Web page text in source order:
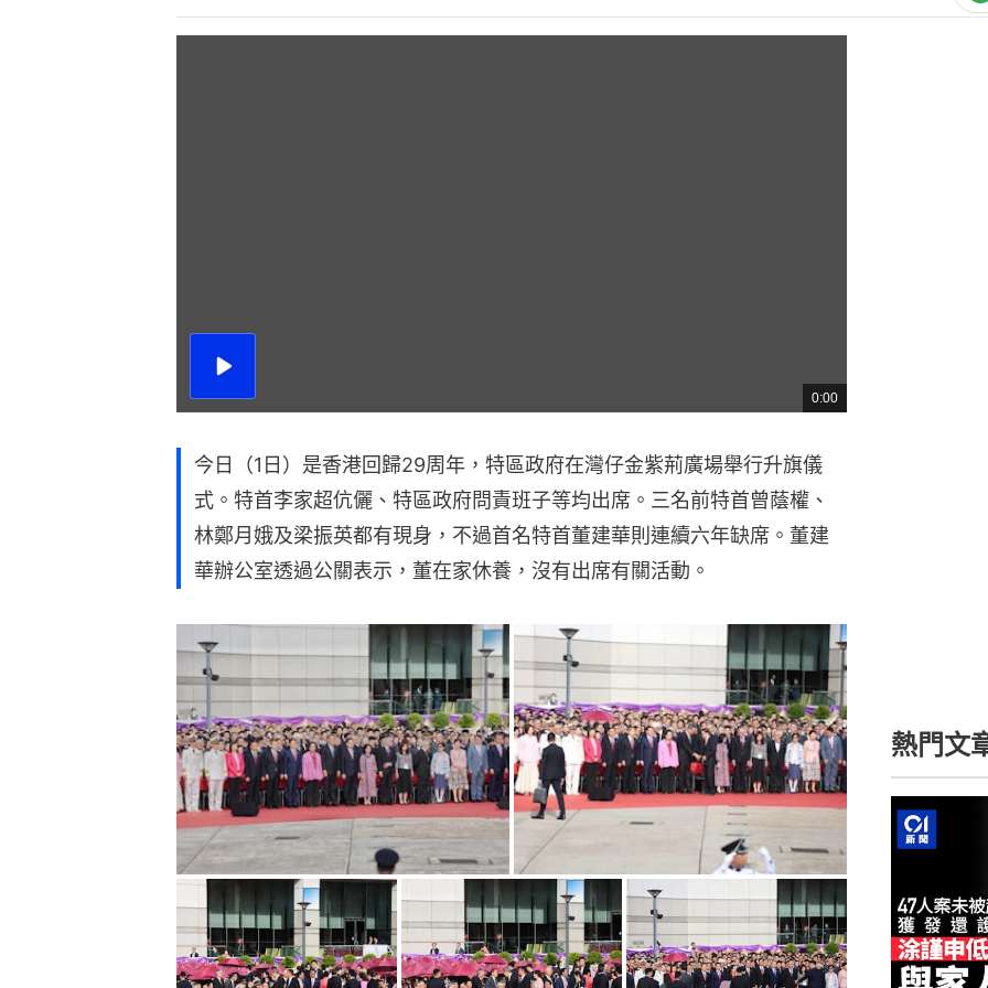
播
總
共
0:00
今日（1日）是香港回歸29周年，特區政府在灣仔金紫荊廣場舉行升旗儀
式。特首李家超伉儷、特區政府問責班子等均出席。三名前特首曾蔭權、
林鄭月娥及梁振英都有現身，不過首名特首董建華則連續六年缺席。董建
華辦公室透過公關表示，董在家休養，沒有出席有關活動。